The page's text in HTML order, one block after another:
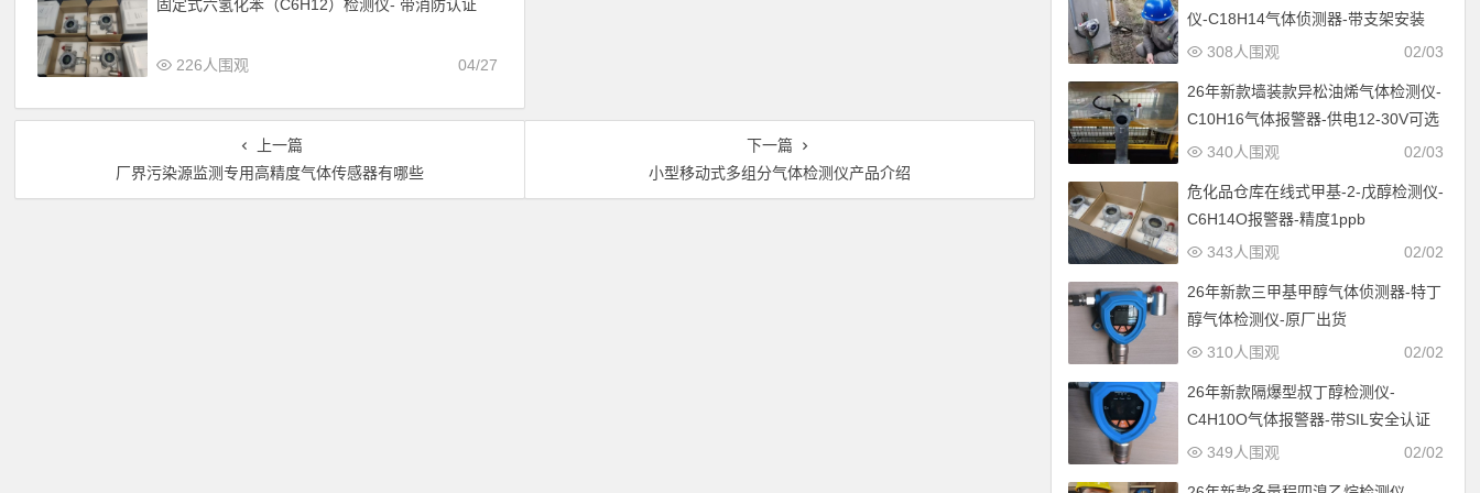
固定式六氢化苯（C6H12）检测仪- 带消防认证
04/27
226人围观
上一篇
厂界污染源监测专用高精度气体传感器有哪些
下一篇
小型移动式多组分气体检测仪产品介绍
仪-C18H14气体侦测器-带支架安装
02/03
308人围观
26年新款墙装款异松油烯气体检测仪-
C10H16气体报警器-供电12-30V可选
02/03
340人围观
危化品仓库在线式甲基-2-戊醇检测仪-
C6H14O报警器-精度1ppb
02/02
343人围观
26年新款三甲基甲醇气体侦测器-特丁
醇气体检测仪-原厂出货
02/02
310人围观
26年新款隔爆型叔丁醇检测仪-
C4H10O气体报警器-带SIL安全认证
02/02
349人围观